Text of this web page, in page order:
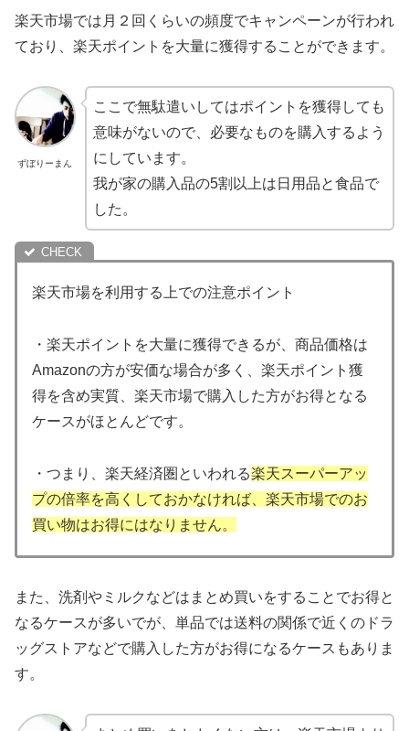
楽天市場では月２回くらいの頻度でキャンペーンが行われ
ており、楽天ポイントを大量に獲得することができます。
ずぼりーまん
ここで無駄遣いしてはポイントを獲得しても
意味がないので、必要なものを購入するよう
にしています。
我が家の購入品の5割以上は日用品と食品で
した。
楽天市場を利用する上での注意ポイント
・楽天ポイントを大量に獲得できるが、商品価格は
Amazonの方が安価な場合が多く、楽天ポイント獲
得を含め実質、楽天市場で購入した方がお得となる
ケースがほとんどです。
・つまり、楽天経済圏といわれる楽天スーパーアッ
プの倍率を高くしておかなければ、楽天市場でのお
買い物はお得にはなりません。
また、洗剤やミルクなどはまとめ買いをすることでお得と
なるケースが多いでが、単品では送料の関係で近くのドラ
ッグストアなどで購入した方がお得になるケースもありま
す。